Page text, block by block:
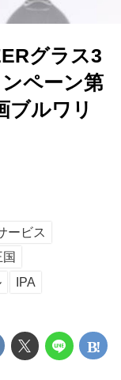
グラス3
ペーン第
ブルワリ
ービス
IPA